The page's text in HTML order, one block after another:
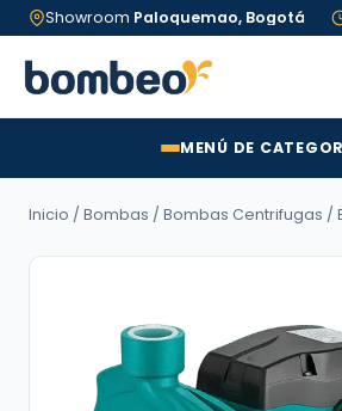
Showroom Paloquemao, Bogotá
MENÚ DE
Inicio / Bombas / Bombas Centrifugas /